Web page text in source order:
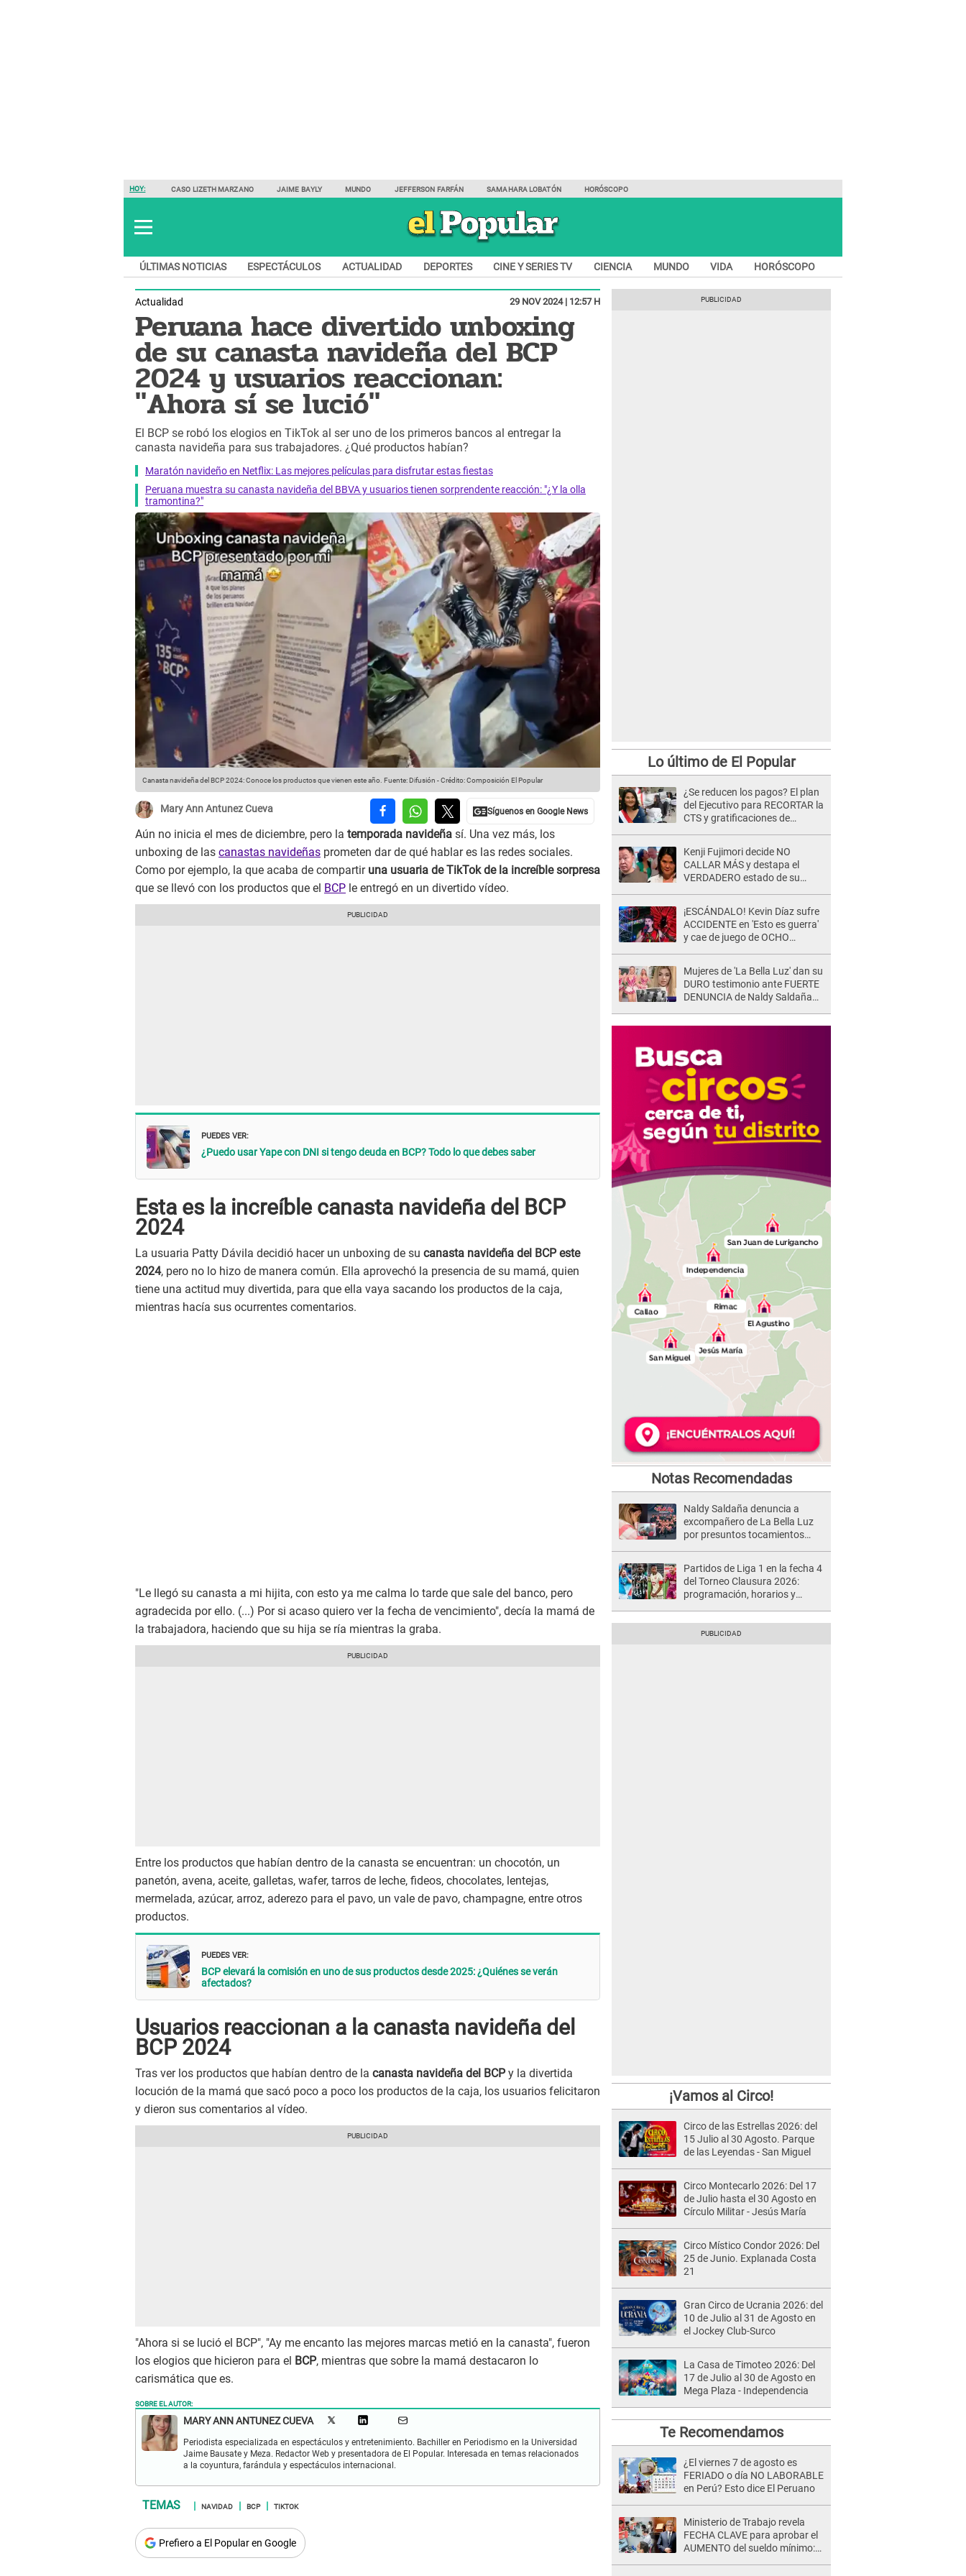
HOY: CASO LIZETH MARZANO JAIME BAYLY MUNDO JEFFERSON FARFÁN SAMAHARA LOBATÓN HORÓSCOPO
ÚLTIMAS NOTICIAS ESPECTÁCULOS ACTUALIDAD DEPORTES CINE Y SERIES TV CIENCIA MUNDO VIDA HORÓSCOPO
Actualidad 29 NOV 2024 | 12:57 H
Peruana hace divertido unboxing
de su canasta navideña del BCP
2024 y usuarios reaccionan:
"Ahora sí se lució"
El BCP se robó los elogios en TikTok al ser uno de los primeros bancos al entregar la
canasta navideña para sus trabajadores. ¿Qué productos habían?
Maratón navideño en Netflix: Las mejores películas para disfrutar estas fiestas
Peruana muestra su canasta navideña del BBVA y usuarios tienen sorprendente reacción: "¿Y la olla
tramontina?"
Canasta navideña del BCP 2024: Conoce los productos que vienen este año. Fuente: Difusión -Crédito: Composición El Popular
Mary Ann Antunez Cueva
Aún no inicia el mes de diciembre, pero la temporada navideña sí. Una vez más, los
unboxing de las canastas navideñas prometen dar de qué hablar es las redes sociales.
Como por ejemplo, la que acaba de compartir una usuaria de TikTok de la increíble sorpresa
que se llevó con los productos que el BCP le entregó en un divertido vídeo.
PUEDES VER:
¿Puedo usar Yape con DNI si tengo deuda en BCP? Todo lo que debes saber
Esta es la increíble canasta navideña del BCP
2024
La usuaria Patty Dávila decidió hacer un unboxing de su canasta navideña del BCP este
2024, pero no lo hizo de manera común. Ella aprovechó la presencia de su mamá, quien
tiene una actitud muy divertida, para que ella vaya sacando los productos de la caja,
mientras hacía sus ocurrentes comentarios.
"Le llegó su canasta a mi hijita, con esto ya me calma lo tarde que sale del banco, pero
agradecida por ello. (...) Por si acaso quiero ver la fecha de vencimiento", decía la mamá de
la trabajadora, haciendo que su hija se ría mientras la graba.
Entre los productos que habían dentro de la canasta se encuentran: un chocotón, un
panetón, avena, aceite, galletas, wafer, tarros de leche, fideos, chocolates, lentejas,
mermelada, azúcar, arroz, aderezo para el pavo, un vale de pavo, champagne, entre otros
productos.
PUEDES VER:
BCP elevará la comisión en uno de sus productos desde 2025: ¿Quiénes se verán
afectados?
Usuarios reaccionan a la canasta navideña del
BCP 2024
Tras ver los productos que habían dentro de la canasta navideña del BCPy la divertida
locución de la mamá que sacó poco a poco los productos de la caja, los usuarios felicitaron
y dieron sus comentarios al vídeo.
"Ahora si se lució el BCP", "Ay me encanto las mejores marcas metió en la canasta", fueron
los elogios que hicieron para el BCP, mientras que sobre la mamá destacaron lo
carismática que es.
SOBRE EL AUTOR:
MARY ANN ANTUNEZ CUEVA
Periodista especializada en espectáculos y entretenimiento. Bachiller en Periodismo en la Universidad
Jaime Bausate y Meza. Redactor Web y presentadora de El Popular. Interesada en temas relacionados
a la coyuntura, farándula y espectáculos internacional.
NAVIDAD BCP TIKTOK
Prefiero a El Popular en Google
Lo último de El Popular
¿Se reducen los pagos? El plan
del Ejecutivo para RECORTAR la
CTS y gratificaciones de
Kenji Fujimori decide NO
CALLAR MÁS y destapa el
VERDADERO estado de su
Fujimori: "Mi familia es Érika, mi
suegra..."
¡ESCÁNDALO! Kevin Díaz sufre
ACCIDENTE en 'Esto es guerra'
y cae de juego de OCHO
Mujeres de 'La Bella Luz' dan su
DURO testimonio ante FUERTE
DENUNCIA de Naldy Saldaña
Notas Recomendadas
Naldy Saldaña denuncia a
excompañero de La Bella Luz
por presuntos tocamientos
Partidos de Liga 1 en la fecha 4
del Torneo Clausura 2026:
programación, horarios y
¡Vamos al Circo!
Circo de las Estrellas 2026: del
15 Julio al 30 Agosto. Parque
de las Leyendas - San Miguel
Circo Montecarlo 2026: Del 17
de Julio hasta el 30 Agosto en
Círculo Militar - Jesús María
Circo Místico Condor 2026: Del
25 de Junio. Explanada Costa
21
Gran Circo de Ucrania 2026: del
10 de Julio al 31 de Agosto en
el Jockey Club-Surco
La Casa de Timoteo 2026: Del
17 de Julio al 30 de Agosto en
Mega Plaza - Independencia
Te Recomendamos
¿El viernes 7 de agosto es
FERIADO o día NO LABORABLE
en Perú? Esto dice El Peruano
Ministerio de Trabajo revela
FECHA CLAVE para aprobar el
AUMENTO del sueldo mínimo: